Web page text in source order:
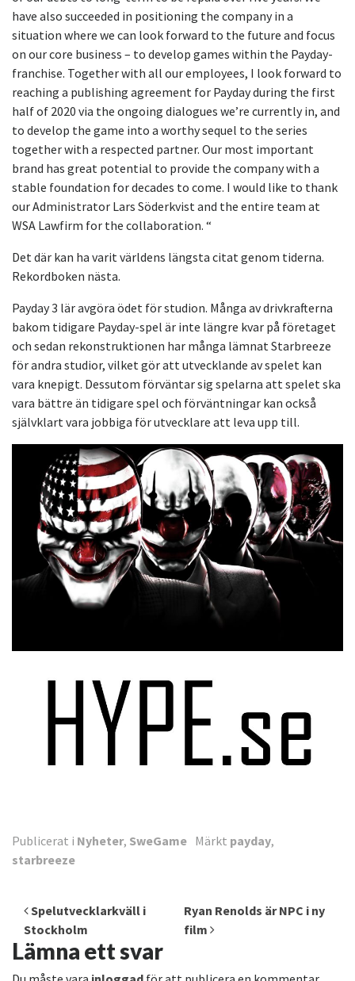
have also succeeded in positioning the company in a
situation where we can look forward to the future and focus
on our core business – to develop games within the Payday-
franchise. Together with all our employees, I look forward to
reaching a publishing agreement for Payday during the first
half of 2020 via the ongoing dialogues we’re currently in, and
to develop the game into a worthy sequel to the series
together with a respected partner. Our most important
brand has great potential to provide the company with a
stable foundation for decades to come. I would like to thank
our Administrator Lars Söderkvist and the entire team at
WSA Lawfirm for the collaboration. “
Det där kan ha varit världens längsta citat genom tiderna.
Rekordboken nästa.
Payday 3 lär avgöra ödet för studion. Många av drivkrafterna
bakom tidigare Payday-spel är inte längre kvar på företaget
och sedan rekonstruktionen har många lämnat Starbreeze
för andra studior, vilket gör att utvecklande av spelet kan
vara knepigt. Dessutom förväntar sig spelarna att spelet ska
vara bättre än tidigare spel och förväntningar kan också
självklart vara jobbiga för utvecklare att leva upp till.
Publicerat i Nyheter, SweGame Märkt payday,
starbreeze
Inläggsnavigering
Spelutvecklarkväll i
Stockholm
Ryan Renolds är NPC i ny
film
Lämna ett svar